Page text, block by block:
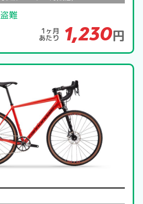
盗難
1ヶ月
あたり 1,230円